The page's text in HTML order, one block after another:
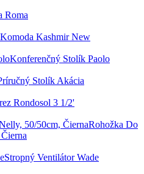
Roma
Komoda Kashmir New
Konferenčný Stolík Paolo
Stolík Akácia
Rondosol 3 1/2'
Rohožka Do
Stropný Ventilátor Wade